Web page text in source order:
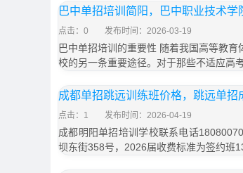
巴中单招培训简阳，巴中职业技术学
点击：0 发布时间：2026-03-19
巴中单招培训的重要性 随着我国高等教
校的另一条重要途径。对于那些不适应高
成都单招跳远训练班价格，跳远单招
点击：1 发布时间：2026-04-19
成都明阳单招培训学校联系电话
坝东街358号，2026届收费标准为签约班